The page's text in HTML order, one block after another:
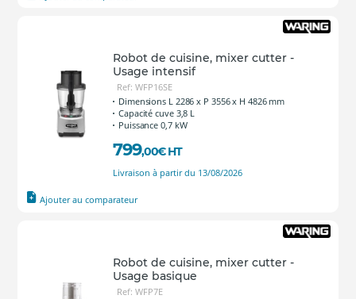
Robot de cuisine, mixer cutter -
Usage intensif
Ref: WFP16SE
Dimensions L 2286 x P 3556 x H 4826 mm
Capacité cuve 3,8 L
Puissance 0,7 kW
799,00€ HT
Livraison à partir du 13/08/2026
Ajouter au comparateur
Robot de cuisine, mixer cutter -
Usage basique
Ref: WFP7E